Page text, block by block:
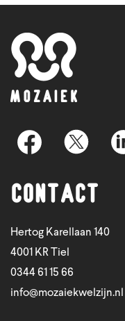
Contact
Hertog Karellaan 140
4001 KR Tiel
0344 61 15 66
info@mozaiekwelzijn.nl